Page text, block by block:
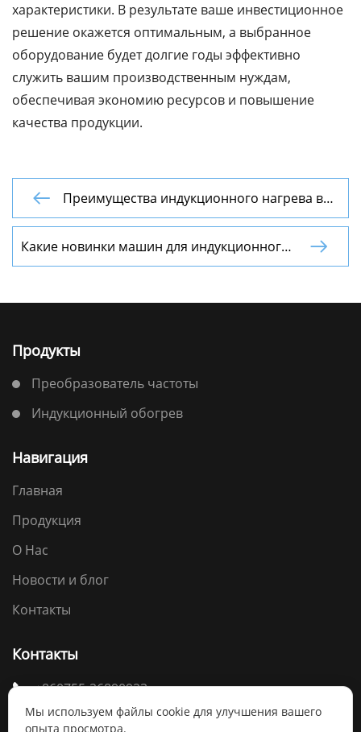
характеристики. В результате ваше инвестиционное
решение окажется оптимальным, а выбранное
оборудование будет долгие годы эффективно
служить вашим производственным нуждам,
обеспечивая экономию ресурсов и повышение
качества продукции.

Преимущества индукционного нагрева в
росте кристаллов
Какие новинки машин для индукционного
нагрева?

Продукты
Преобразователь частоты
Индукционный обогрев
Навигация
Главная
Продукция
О Нас
Новости и блог
Контакты
Контакты
 +860755-26890923
 sales08@canroon.com
Мы используем файлы cookie для улучшения вашего
опыта просмотра.